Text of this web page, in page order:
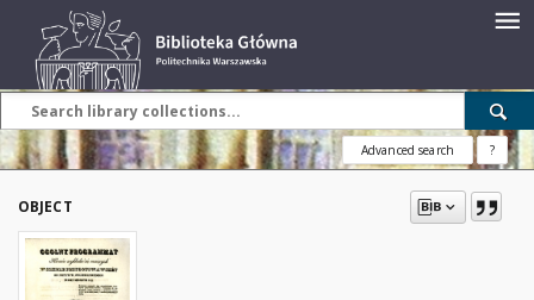
Advanced search ?
OBJECT